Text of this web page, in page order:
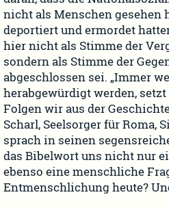
nicht als Menschen gesehen
deportiert und ermordet
hier nicht als Stimme der
sondern als Stimme der
abgeschlossen sei. „Immer
herabgewürdigt werden, setzt
Folgen wir aus der
Scharl, Seelsorger für Roma,
sprach in seinen
das Bibelwort uns nicht nur
ebenso eine menschliche
Entmenschlichung heute?